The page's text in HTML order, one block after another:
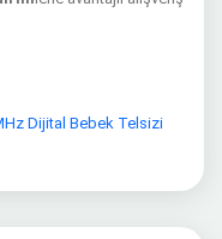
Dijital Bebek Telsizi